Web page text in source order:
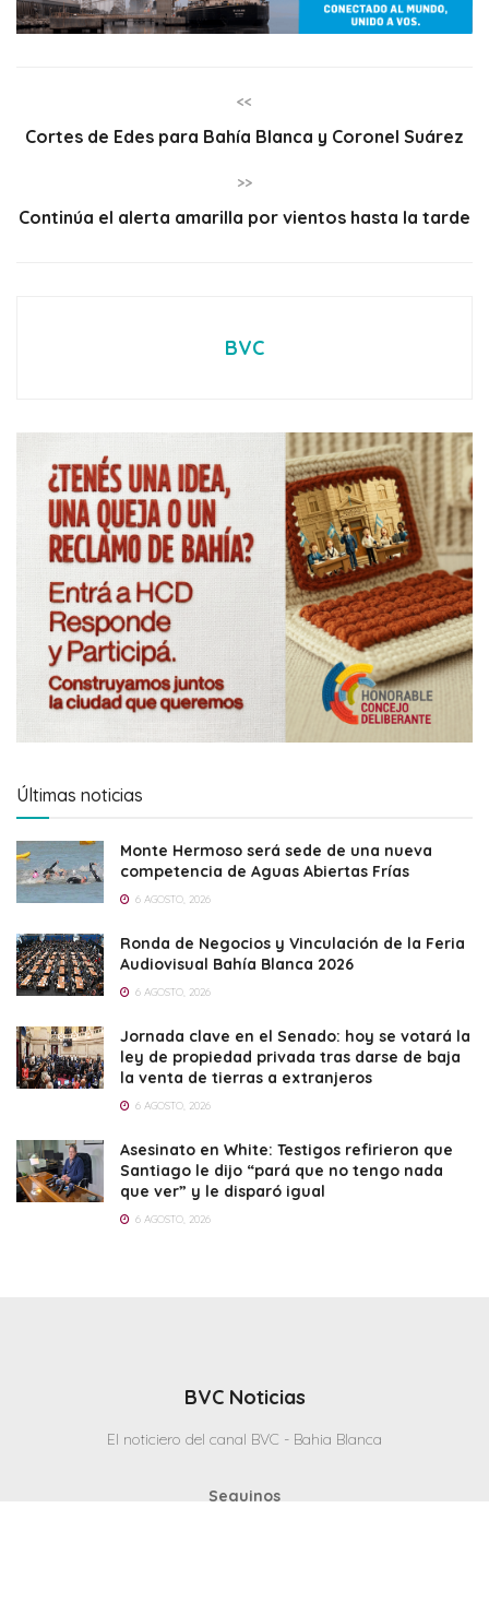
<<
Cortes de Edes para Bahía Blanca y Coronel Suárez
>>
Continúa el alerta amarilla por vientos hasta la tarde
BVC
Últimas noticias
Monte Hermoso será sede de una nueva
competencia de Aguas Abiertas Frías
6 AGOSTO, 2026
Ronda de Negocios y Vinculación de la Feria
Audiovisual Bahía Blanca 2026
6 AGOSTO, 2026
Jornada clave en el Senado: hoy se votará la
ley de propiedad privada tras darse de baja
la venta de tierras a extranjeros
6 AGOSTO, 2026
Asesinato en White: Testigos refirieron que
Santiago le dijo “pará que no tengo nada
que ver” y le disparó igual
6 AGOSTO, 2026
BVC Noticias
El noticiero del canal BVC - Bahia Blanca
Seguinos